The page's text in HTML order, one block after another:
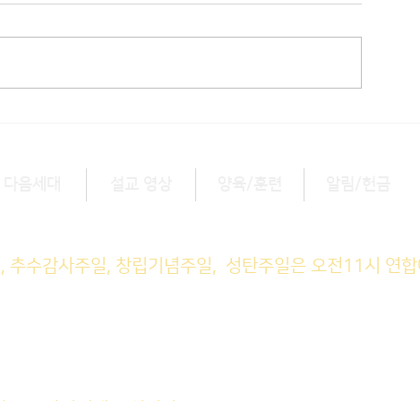
추수감사주일, 창립기념주일, 성탄주일은 오전11시 연